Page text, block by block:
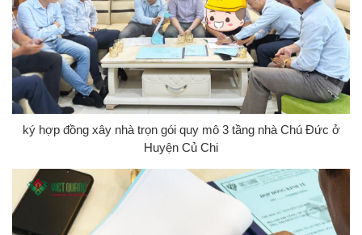
ký hợp đồng xây nhà trọn gói quy mô 3 tầng nhà Chú Đức ở
Huyện Củ Chi